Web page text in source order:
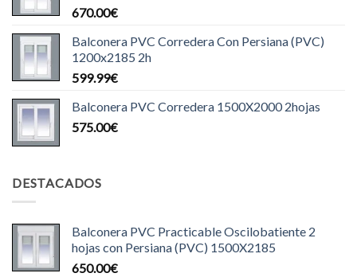
670.00€
Balconera PVC Corredera Con Persiana (PVC)
1200x2185 2h
599.99€
Balconera PVC Corredera 1500X2000 2hojas
575.00€
DESTACADOS
Balconera PVC Practicable Oscilobatiente 2
hojas con Persiana (PVC) 1500X2185
650.00€